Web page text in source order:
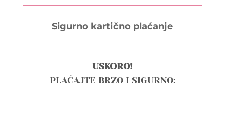
Sigurno kartično plaćanje
USKORO!
PLAĆAJTE BRZO I SIGURNO: